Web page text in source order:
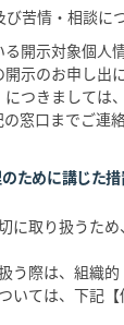
び苦情・相談に
開示対象個人
示のお申し出
つきましては
窓口までご連
ために講じた
に取り扱うた
う際は、組織
いては、下記